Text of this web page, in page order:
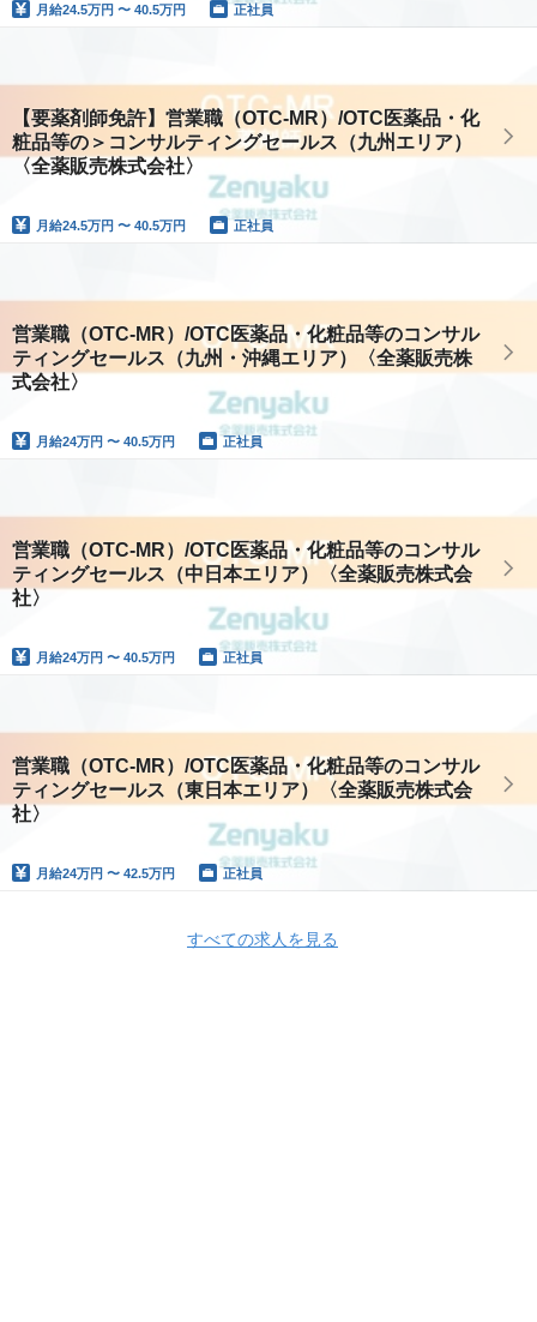
月給24.5万円 〜 40.5万円 正社員
【要薬剤師免許】営業職（OTC-MR）/OTC医薬品・化
粧品等の＞コンサルティングセールス（九州エリア）
〈全薬販売株式会社〉
月給24.5万円 〜 40.5万円 正社員
営業職（OTC-MR）/OTC医薬品・化粧品等のコンサル
ティングセールス（九州・沖縄エリア）〈全薬販売株
式会社〉
月給24万円 〜 40.5万円 正社員
営業職（OTC-MR）/OTC医薬品・化粧品等のコンサル
ティングセールス（中日本エリア）〈全薬販売株式会
社〉
月給24万円 〜 40.5万円 正社員
営業職（OTC-MR）/OTC医薬品・化粧品等のコンサル
ティングセールス（東日本エリア）〈全薬販売株式会
社〉
月給24万円 〜 42.5万円 正社員
すべての求人を見る